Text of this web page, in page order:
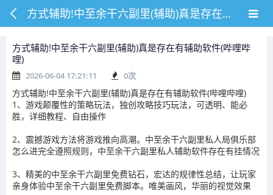
方式辅助!中至余干六副里(辅助)真是存在有辅助软件(哔哩哔哩)
方式辅助!中至余干六副里(辅助)真是存在有辅助软件(哔哩哔
哩)
2026-06-04 17:21:11 0次
方式辅助!中至余干六副里(辅助)真是存在有辅助软件(哔哩哔哩)
1、游戏颠覆性的策略玩法，独创攻略技巧玩法，可透明、能必
胜，详细教程、自由操作
2、震撼游戏方法将游戏推向高潮。中至余干六副里私人局俱乐部
怎么进完全遵照规则，中至余干六副里私人辅助软件存在有挂情况
3、精美的中至余干六副里免费钻石，宏达的规律性总结，让玩家
亲身体验中至余干六副里免费脚本。唯美画风，华丽的视觉效果